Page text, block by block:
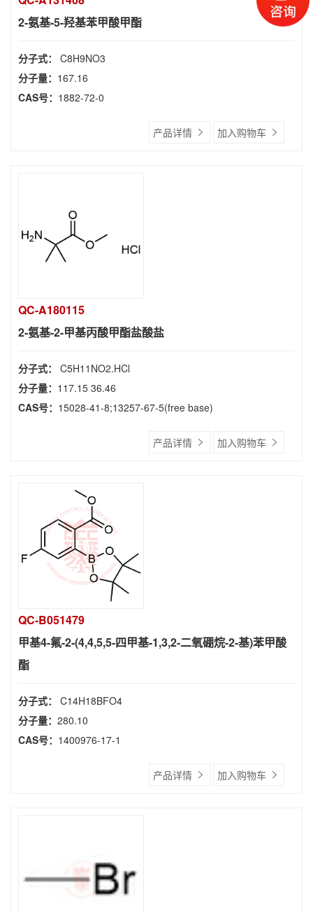
2-氨基-5-羟基苯甲酸甲酯
分子式： C8H9NO3
分子量： 167.16
CAS号： 1882-72-0
产品详情 加入购物车
QC-A180115
2-氨基-2-甲基丙酸甲酯盐酸盐
分子式： C5H11NO2.HCl
分子量： 117.15 36.46
CAS号： 15028-41-8;13257-67-5(free base)
产品详情 加入购物车
QC-B051479
甲基4-氟-2-(4,4,5,5-四甲基-1,3,2-二氧硼烷-2-基)苯甲酸
酯
分子式： C14H18BFO4
分子量： 280.10
CAS号： 1400976-17-1
产品详情 加入购物车